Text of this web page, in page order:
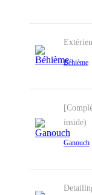
Béhième
inside)
Ganouch